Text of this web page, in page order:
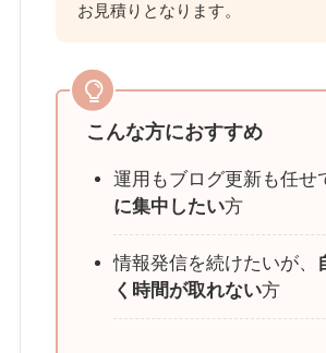
お見積りとなります。
こんな方におすすめ
運用もブログ更新も任せ
に集中したい方
情報発信を続けたいが、
く時間が取れない方